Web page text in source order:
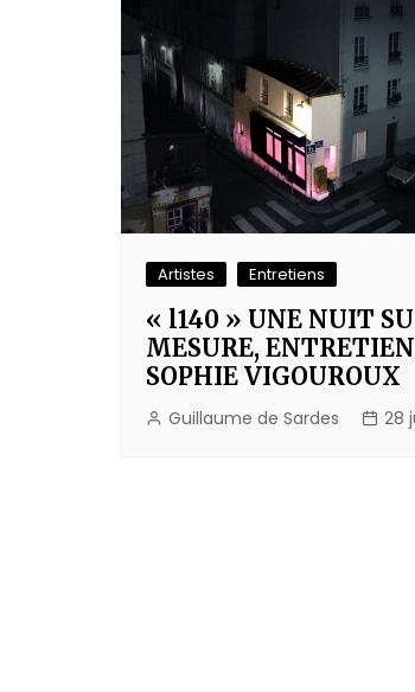
Artistes Entretiens
« l140 » UNE NUIT
MESURE,
SOPHIE VIGOUROUX
Guillaume de Sardes 28